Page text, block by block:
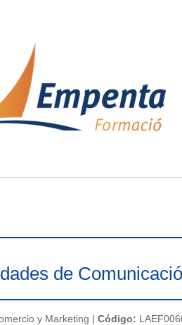
de
y Marketing | Código: